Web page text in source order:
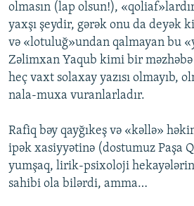
olmasın (lap olsun!),
yaxşı şeydir, gərək onu da deyək
və «lotuluğ»undan qalmayan bu
Zəlimxan Yaqub kimi bir
heç vaxt solaxay yazısı olmayıb,
nala-muxa vuranlarladır.
Rafiq bəy qayğıkeş və «kəllə»
ipək xasiyyətinə (dostumuz Paşa
yumşaq, lirik-psixoloji
sahibi ola bilərdi, amma…